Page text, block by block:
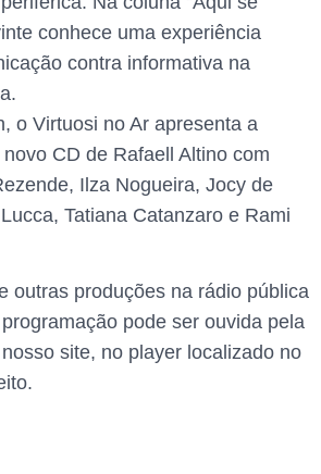
conhece uma experiência
contra informativa na
o Virtuosi no Ar apresenta a
CD de Rafaell Altino com
Ilza Nogueira, Jocy de
Tatiana Catanzaro e Rami
outras produções na rádio pública
pode ser ouvida pela
site, no player localizado no